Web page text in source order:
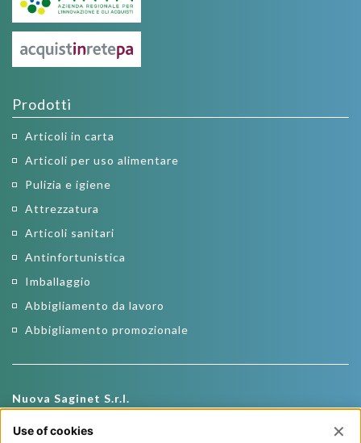
Prodotti
Articoli in carta
Articoli per uso alimentare
Pulizia e igiene
Attrezzatura
Articoli sanitari
Antinfortunistica
Imballaggio
Abbigliamento da lavoro
Abbigliamento promozionale
Nuova Saginet S.r.l.
Via Roma, 19